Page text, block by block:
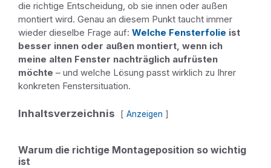
die richtige Entscheidung, ob sie innen oder außen
montiert wird. Genau an diesem Punkt taucht immer
wieder dieselbe Frage auf: Welche Fensterfolie ist
besser innen oder außen montiert, wenn ich
meine alten Fenster nachträglich aufrüsten
möchte – und welche Lösung passt wirklich zu Ihrer
konkreten Fenstersituation.
Inhaltsverzeichnis Anzeigen
Warum die richtige Montageposition so wichtig
ist